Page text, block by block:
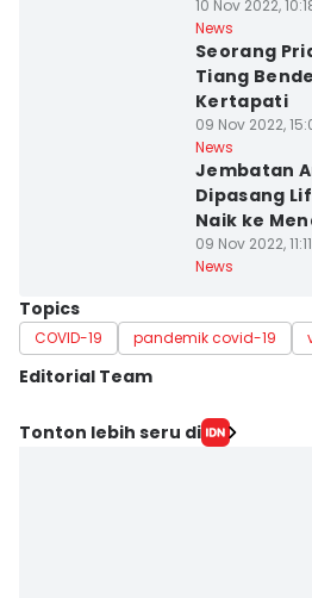
10 Nov 2022,
News
Seorang
Tiang
Kertapati
09 Nov 2022,
News
Jembatan
Dipasang
Naik ke
09 Nov 2022,
News
Topics
COVID-19 pandemik covid-19
Editorial Team
Editor
Tonton lebih seru di